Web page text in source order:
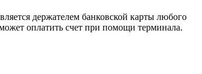
держателем банковской карты любого
оплатить счет при помощи терминала.